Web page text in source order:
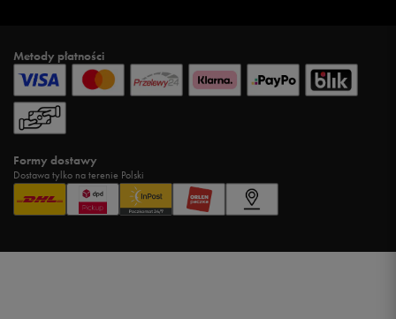
Metody płatności
Formy dostawy
Dostawa tylko na terenie Polski